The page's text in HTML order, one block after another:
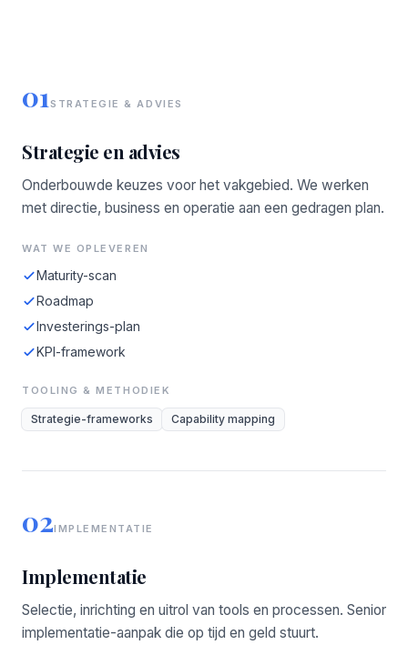
01STRATEGIE & ADVIES
Strategie en advies
Onderbouwde keuzes voor het vakgebied. We werken
met directie, business en operatie aan een gedragen plan.
WAT WE OPLEVEREN
Maturity-scan
Roadmap
Investerings-plan
KPI-framework
TOOLING & METHODIEK
Strategie-frameworks Capability mapping
02IMPLEMENTATIE
Implementatie
Selectie, inrichting en uitrol van tools en processen. Senior
implementatie-aanpak die op tijd en geld stuurt.